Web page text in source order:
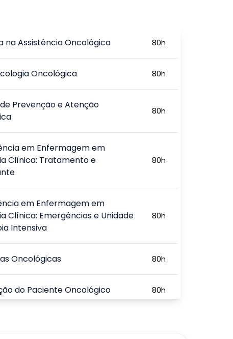
na Assistência Oncológica 80h
Oncológica 80h
Prevenção e Atenção
80h
em Enfermagem em
Clínica: Tratamento e
80h
em Enfermagem em
Clínica: Emergências e Unidade
Intensiva
80h
Oncológicas 80h
do Paciente Oncológico 80h